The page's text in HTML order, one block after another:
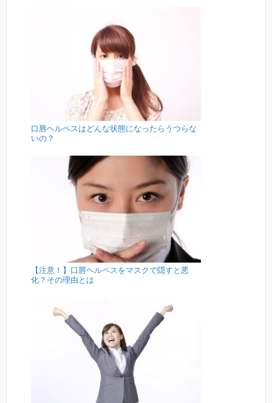
口唇ヘルペスはどんな状態になったらうつらな
いの？
【注意！】口唇ヘルペスをマスクで隠すと悪
化？その理由とは